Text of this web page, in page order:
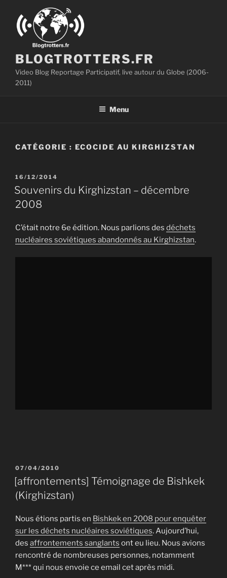
contenu
BLOGTROTTERS.FR
Video Blog Reportage Participatif, live autour du Globe (2006-
2011)
Menu
CATÉGORIE : ECOCIDE AU KIRGHIZSTAN
PUBLIÉ
LE
16/12/2014
Souvenirs du Kirghizstan – décembre
2008
C’était notre 6e édition. Nous parlions des déchets
nucléaires soviétiques abandonnés au Kirghizstan.
PUBLIÉ
LE
07/04/2010
[affrontements] Témoignage de Bishkek
(Kirghizstan)
Nous étions partis en Bishkek en 2008 pour enquêter
sur les déchets nucléaires soviétiques. Aujourd’hui,
des affrontements sanglants ont eu lieu. Nous avions
rencontré de nombreuses personnes, notamment
M*** qui nous envoie ce email cet après midi.